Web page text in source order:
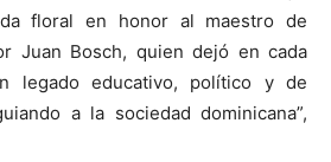
floral en honor al maestro de
Juan Bosch, quien dejó en cada
legado educativo, político y de
a la sociedad dominicana”,